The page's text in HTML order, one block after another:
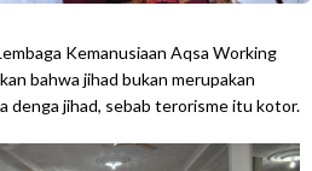
Kemanusiaan Aqsa Working
bahwa jihad bukan merupakan
denga jihad, sebab terorisme itu kotor.